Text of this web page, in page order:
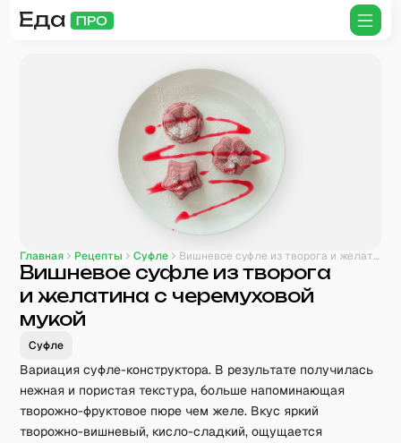
Главная Рецепты Суфле Вишневое суфле из творога и желатина с черемуховой мукой
Вишневое суфле из творога
и желатина с черемуховой
мукой
Суфле
Вариация суфле-конструктора. В результате получилась
нежная и пористая текстура, больше напоминающая
творожно-фруктовое пюре чем желе. Вкус яркий
творожно-вишневый, кисло-сладкий, ощущается